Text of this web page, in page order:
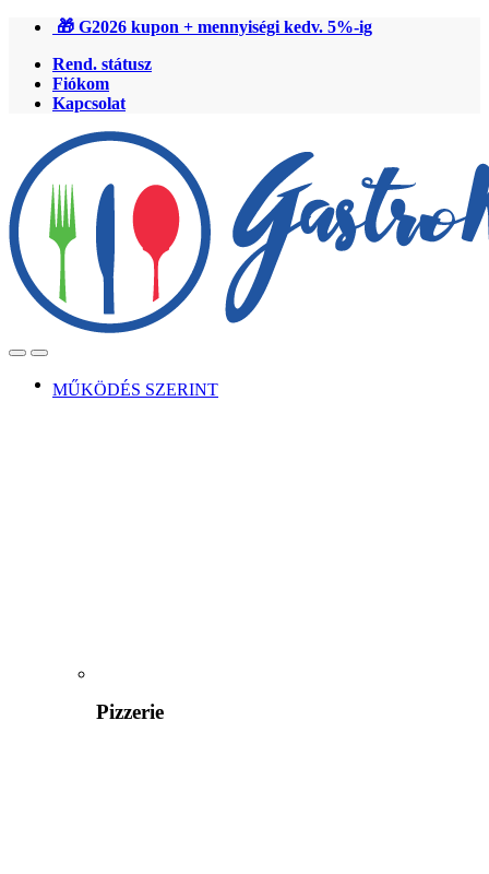
Ugrás
navigációhoz
Ugrás
tartalomra
🎁 G2026 kupon + mennyiségi kedv. 5%-ig
Rend. státusz
Fiókom
Kapcsolat
OpenClose
MŰKÖDÉS SZERINT
Pizzerie